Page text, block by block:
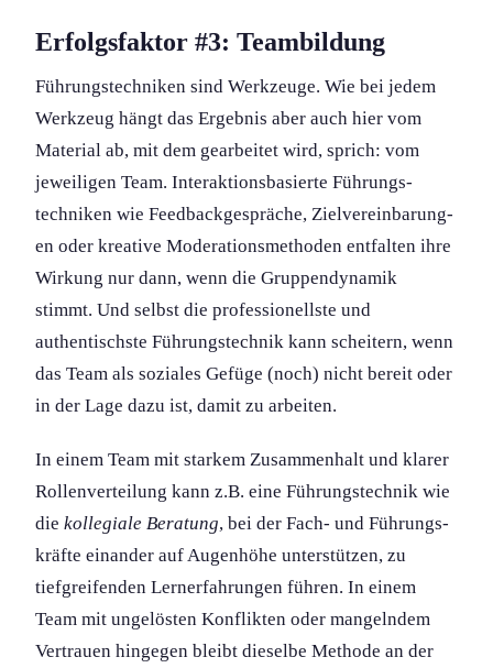
Erfolgsfaktor #3: Teambildung
Führungs­techniken sind Werkzeuge. Wie bei jedem
Werkzeug hängt das Ergebnis aber auch hier vom
Material ab, mit dem gearbeitet wird, sprich: vom
jeweiligen Team. Interaktions­basierte Führungs­
techniken wie Feedbackgespräche, Zielvereinbarung­
en oder kreative Moderations­methoden entfalten ihre
Wirkung nur dann, wenn die Gruppendynamik
stimmt. Und selbst die professionellste und
authentischste Führungs­technik kann scheitern, wenn
das Team als soziales Gefüge (noch) nicht bereit oder
in der Lage dazu ist, damit zu arbeiten.
In einem Team mit starkem Zusammenhalt und klarer
Rollenverteilung kann z.B. eine Führungs­technik wie
die kollegiale Beratung, bei der Fach- und Führungs­
kräfte einander auf Augenhöhe unterstützen, zu
tiefgreifenden Lernerfahrung­en führen. In einem
Team mit ungelösten Konflikten oder mangelndem
Vertrauen hingegen bleibt dieselbe Methode an der